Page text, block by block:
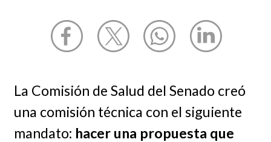
La Comisión de Salud del Senado creó
una comisión técnica con el siguiente
mandato: hacer una propuesta que